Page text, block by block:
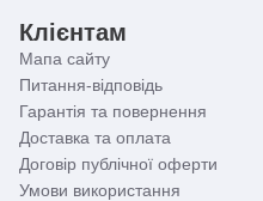
Клієнтам
Мапа сайту
Питання-відповідь
Гарантія та повернення
Доставка та оплата
Договір публічної оферти
Умови використання